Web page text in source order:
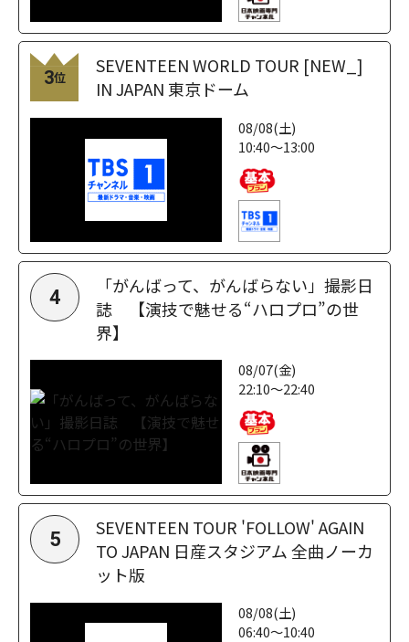
3位
SEVENTEEN WORLD TOUR [NEW_]
IN JAPAN 東京ドーム
08/08(土)
10:40～13:00
4
「がんばって、がんばらない」撮影日
誌 【演技で魅せる“ハロプロ”の世
界】
08/07(金)
22:10～22:40
5
SEVENTEEN TOUR 'FOLLOW' AGAIN
TO JAPAN 日産スタジアム 全曲ノーカ
ット版
08/08(土)
06:40～10:40